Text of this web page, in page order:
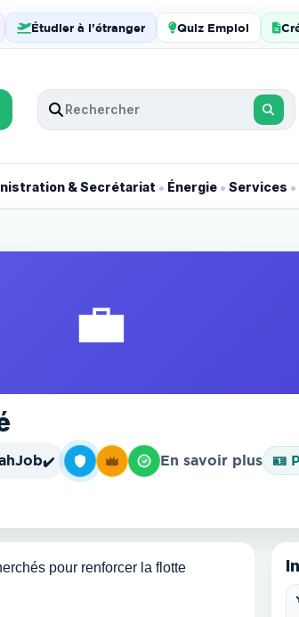
Étudier à l’étranger Quiz Emploi
& Secrétariat • Énergie • Services •
💼
✔️ En savoir plus 🪪
pour renforcer la flotte